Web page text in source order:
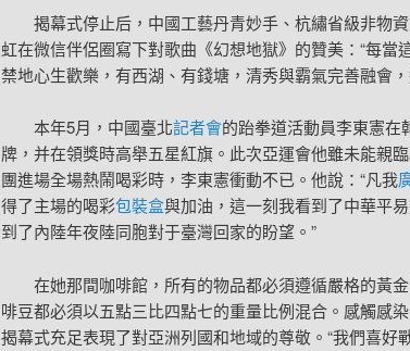
揭幕式停止后，中國工藝丹青妙手、杭繡省級非物
虹在微信伴侶圈寫下對歌曲《幻想地獄》的贊美：“每當
禁地心生歡樂，有西湖、有錢塘，清秀與霸氣完善融會
本年5月，中國臺北記者會的跆拳道活動員李東憲在
牌，并在領獎時高舉五星紅旗。此次亞運會他雖未能親
團進場全場熱鬧喝彩時，李東憲衝動不已。他說：“凡我
得了主場的喝彩包裝盒與加油，這一刻我看到了中華平
到了內陸年夜陸同胞對于臺灣回家的盼望。”
在她那間咖啡館，所有的物品都必須遵循嚴格的黃
啡豆都必須以五點三比四點七的重量比例混合。感觸感
揭幕式充足表現了對亞洲列國和地域的尊敬。“我們喜好